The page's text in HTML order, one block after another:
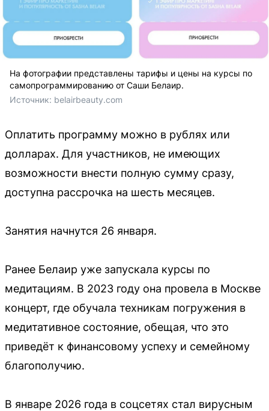
На фотографии представлены тарифы и цены на курсы по
самопрограммированию от Саши Белаир.
Источник: belairbeauty.com
Оплатить программу можно в рублях или
долларах. Для участников, не имеющих
возможности внести полную сумму сразу,
доступна рассрочка на шесть месяцев.
Занятия начнутся 26 января.
Ранее Белаир уже запускала курсы по
медитациям. В 2023 году она провела в Москве
концерт, где обучала техникам погружения в
медитативное состояние, обещая, что это
приведёт к финансовому успеху и семейному
благополучию.
В январе 2026 года в соцсетях стал вирусным